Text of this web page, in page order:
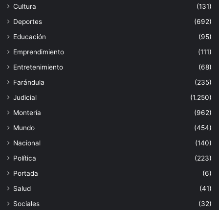
Cultura
(131)
Deportes
(692)
Educación
(95)
Emprendimiento
(111)
Entretenimiento
(68)
Farándula
(235)
Judicial
(1.250)
Montería
(962)
Mundo
(454)
Nacional
(140)
Política
(223)
Portada
(6)
Salud
(41)
Sociales
(32)